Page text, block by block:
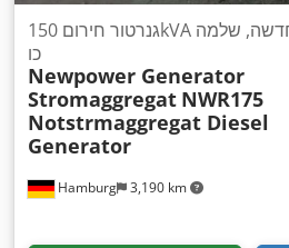
Hamburg 3,190 km
גנרטור חירום 150kVA היחידה חדשה, שלמה
כו
Newpower Generator
Stromaggregat NWR175
Notstrmaggregat Diesel
Generator